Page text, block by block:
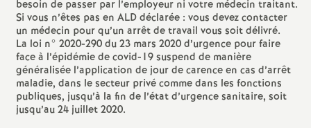
besoin de passer par l’employeur ni votre médecin traitant.
Si vous n’êtes pas en ALDdéclarée : vous devez contacter
un médecin pour qu’un arrêt de travail vous soit délivré.
La loi n° 2020-290 du 23 mars 2020 d’urgence pour faire
face à l’épidémie de covid-19 suspend de manière
généralisée l’application de jour de carence en cas d’arrêt
maladie, dans le secteur privé comme dans les fonctions
publiques, jusqu’à la fin de l’état d’urgence sanitaire, soit
jusqu’au 24 juillet 2020.